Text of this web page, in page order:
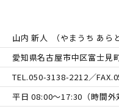
山内 新人 （やまうち あら
愛知県名古屋市中区富士見
TEL.050-3138-2212／FAX.
平日 08:00～17:30（時間外